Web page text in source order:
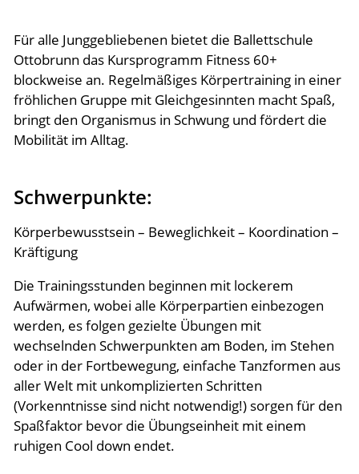
Fitness 60+
Yogalates
Ergänzungsangebot
Tai Chi
Mitglieder
Informationen
Stundenplan
Kontakt
Inszenierungen
Jobs
Für alle Junggebliebenen bietet die Ballettschule
Ottobrunn das Kursprogramm Fitness 60+
blockweise an. Regelmäßiges Körpertraining in einer
fröhlichen Gruppe mit Gleichgesinnten macht Spaß,
bringt den Organismus in Schwung und fördert die
Mobilität im Alltag.
Schwerpunkte:
Körperbewusstsein – Beweglichkeit – Koordination –
Kräftigung
Die Trainingsstunden beginnen mit lockerem
Aufwärmen, wobei alle Körperpartien einbezogen
werden, es folgen gezielte Übungen mit
wechselnden Schwerpunkten am Boden, im Stehen
oder in der Fortbewegung, einfache Tanzformen aus
aller Welt mit unkomplizierten Schritten
(Vorkenntnisse sind nicht notwendig!) sorgen für den
Spaßfaktor bevor die Übungseinheit mit einem
ruhigen Cool down endet.